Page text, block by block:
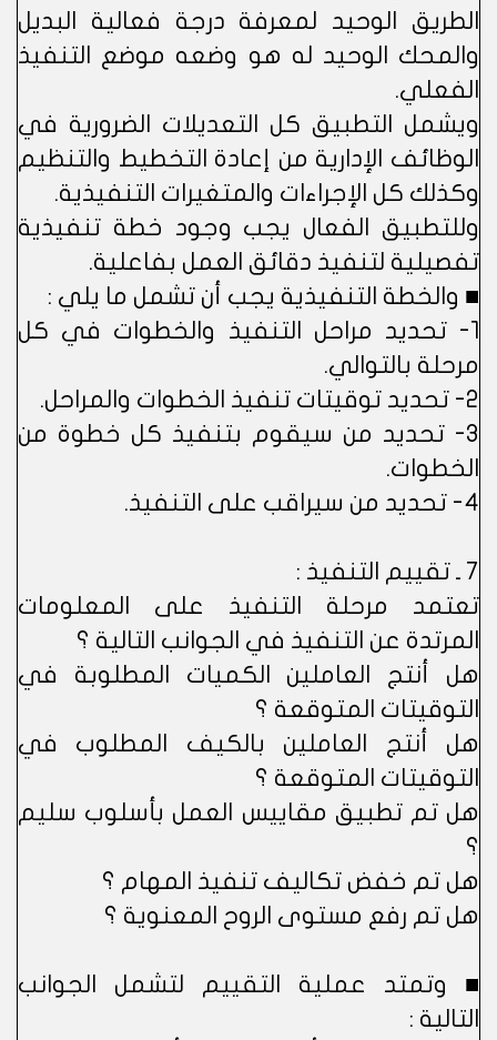
الطريق الوحيد لمعرفة درجة فعالية البديل
والمحك الوحيد له هو وضعه موضع التنفيذ
الفعلي.
ويشمل التطبيق كل التعديلات الضرورية في
الوظائف الإدارية من إعادة التخطيط والتنظيم
وكذلك كل الإجراءات والمتغيرات التنفيذية.
وللتطبيق الفعال يجب وجود خطة تنفيذية
تفصيلية لتنفيذ دقائق العمل بفاعلية.
■ والخطة التنفيذية يجب أن تشمل ما يلي :
1- تحديد مراحل التنفيذ والخطوات في كل
مرحلة بالتوالي.
2- تحديد توقيتات تنفيذ الخطوات والمراحل.
3- تحديد من سيقوم بتنفيذ كل خطوة من
الخطوات.
4- تحديد من سيراقب على التنفيذ.
7 ـ تقييم التنفيذ :
تعتمد مرحلة التنفيذ على المعلومات
المرتدة عن التنفيذ في الجوانب التالية ؟
هل أنتج العاملين الكميات المطلوبة في
التوقيتات المتوقعة ؟
هل أنتج العاملين بالكيف المطلوب في
التوقيتات المتوقعة ؟
هل تم تطبيق مقاييس العمل بأسلوب سليم
؟
هل تم خفض تكاليف تنفيذ المهام ؟
هل تم رفع مستوى الروح المعنوية ؟
■ وتمتد عملية التقييم لتشمل الجوانب
التالية :